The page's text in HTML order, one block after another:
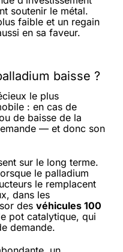
soutenir le métal.
faible et un regain
en sa faveur.
baisse ?
le plus
: en cas de
de baisse de la
— et donc son
sur le long terme.
le palladium
le remplacent
dans les
des véhicules 100
pot catalytique, qui
demande.